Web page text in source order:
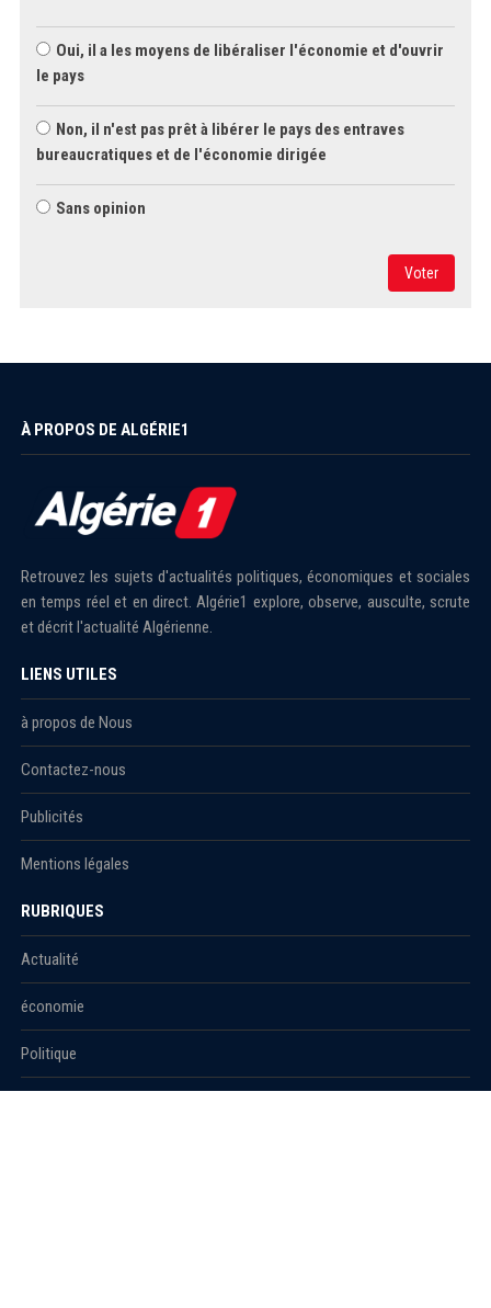
Oui, il a les moyens de libéraliser l'économie et d'ouvrir
le pays
Non, il n'est pas prêt à libérer le pays des entraves
bureaucratiques et de l'économie dirigée
Sans opinion
Voter
À PROPOS DE ALGÉRIE1
Retrouvez les sujets d'actualités politiques, économiques et sociales
en temps réel et en direct. Algérie1 explore, observe, ausculte, scrute
et décrit l'actualité Algérienne.
LIENS UTILES
à propos de Nous
Contactez-nous
Publicités
Mentions légales
RUBRIQUES
Actualité
économie
Politique